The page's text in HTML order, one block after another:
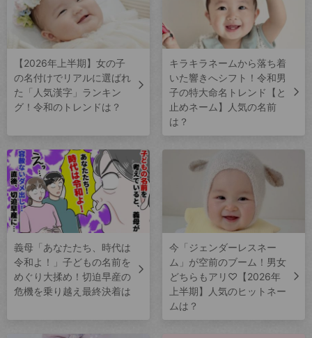
【2026年上半期】女の子
の名付けでリアルに選ばれ
た「人気漢字」ランキン
グ！令和のトレンドは？
キラキラネームから落ち着
いた響きへシフト！令和男
子の特大命名トレンド【と
止めネーム】人気の名前
は？
義母「あなたたち、時代は
令和よ！」子どもの名前を
めぐり大揉め！切迫早産の
危機を乗り越え最終決着は
今「ジェンダーレスネー
ム」が空前のブーム！男女
どちらもアリ♡【2026年
上半期】人気のヒットネー
ムは？